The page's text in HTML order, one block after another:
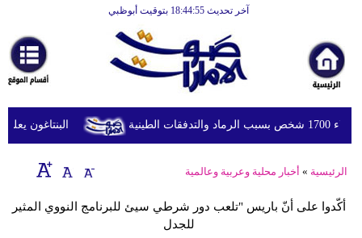
آخر تحديث 18:44:55 بتوقيت أبوظبي
أخبارعاجلة
رياضة
ثقافة
إقتصاد
وموسيقى
البنتاغون يعلن
الرئيسية » أخبار محلية وعربية وعالمية
أكّدوا على أنّ باريس "تلعب دور شرطي سيئ للبرنامج النووي المثير
للجدل